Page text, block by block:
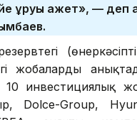
құруы қажет», — деп
жобаларды
10 инвестициялық
Dolce-Group,